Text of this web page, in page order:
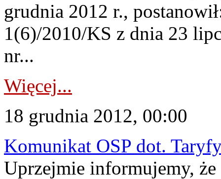
grudnia 2012 r.,
1(6)/2010/KS z dnia 23
nr...
Więcej...
18 grudnia 2012, 00:00
Komunikat OSP dot.
Uprzejmie informujemy,